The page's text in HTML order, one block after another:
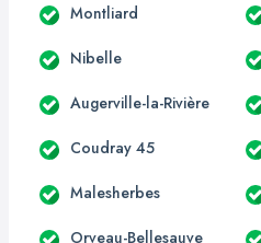
Montliard
Nibelle
Augerville-la-Rivière
Coudray 45
Malesherbes
Orveau-Bellesauve